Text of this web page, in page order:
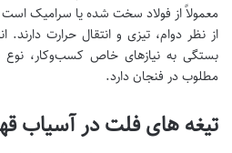
معمولاً از فولاد سخت شده یا سرامیک است
از نظر دوام، تیزی و انتقال حرارت
بستگی به نیازهای خاص کسب‌وکار، نوع
مطلوب در فنجان دارد.
تیغه های فلت در آسیاب